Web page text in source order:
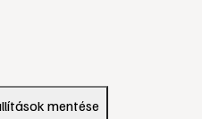
mentése